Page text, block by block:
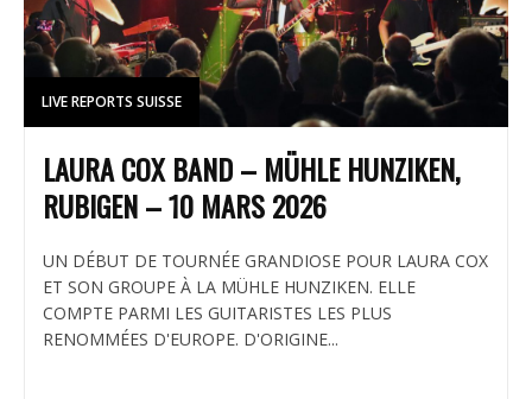
LIVE REPORTS SUISSE
LAURA COX BAND – MÜHLE HUNZIKEN,
RUBIGEN – 10 MARS 2026
UN DÉBUT DE TOURNÉE GRANDIOSE POUR LAURA COX
ET SON GROUPE À LA MÜHLE HUNZIKEN. ELLE
COMPTE PARMI LES GUITARISTES LES PLUS
RENOMMÉES D'EUROPE. D'ORIGINE...